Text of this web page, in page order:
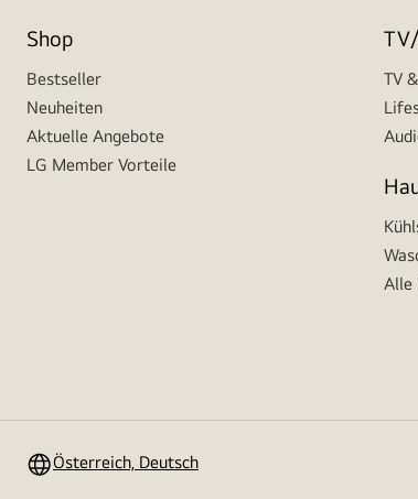
Shop
Bestseller
Neuheiten
Aktuelle Angebote
LG Member Vorteile
TV
Alle
Österreich, Deutsch